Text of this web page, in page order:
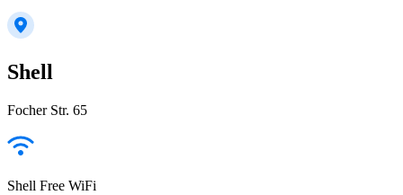
Shell
Focher Str. 65
Shell Free WiFi